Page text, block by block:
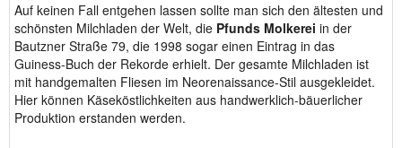
Auf keinen Fall entgehen lassen sollte man sich den ältesten und
schönsten Milchladen der Welt, die Pfunds Molkerei in der
Bautzner Straße 79, die 1998 sogar einen Eintrag in das
Guiness-Buch der Rekorde erhielt. Der gesamte Milchladen ist
mit handgemalten Fliesen im Neorenaissance-Stil ausgekleidet.
Hier können Käseköstlichkeiten aus handwerklich-bäuerlicher
Produktion erstanden werden.